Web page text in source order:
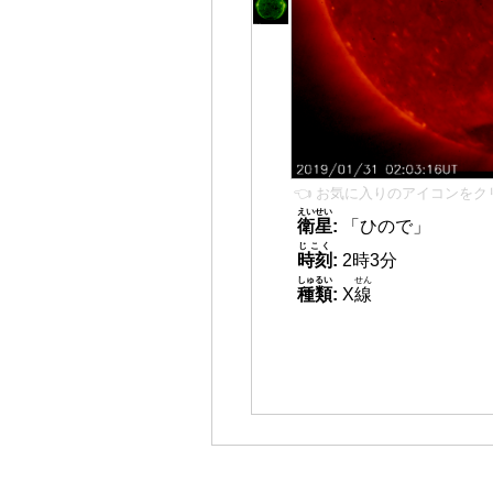
👈 お気に入りのアイコンをク
衛星
えいせい
:
「ひので」
時刻
じこく
: 2時3分
種類
しゅるい
: X線
せん